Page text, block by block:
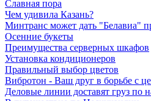
Славная пора
Чем удивила Казань?
Минтранс может дать "Белавиа"
Осенние букеты
Преимущества серверных шкафов
Установка кондиционеров
Правильный выбор цветов
Вибротон - Ваш друг в борьбе с
Деловые линии доставят груз по